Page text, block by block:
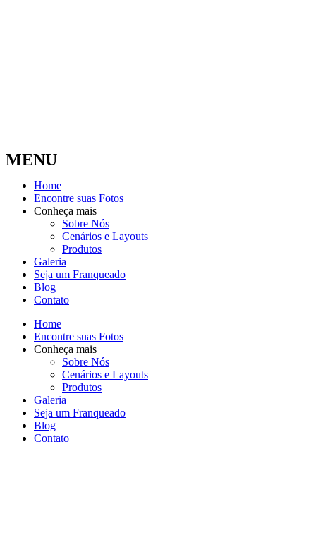
MENU
Home
Encontre suas Fotos
Conheça mais
Sobre Nós
Cenários e Layouts
Produtos
Galeria
Seja um Franqueado
Blog
Contato
Home
Encontre suas Fotos
Conheça mais
Sobre Nós
Cenários e Layouts
Produtos
Galeria
Seja um Franqueado
Blog
Contato